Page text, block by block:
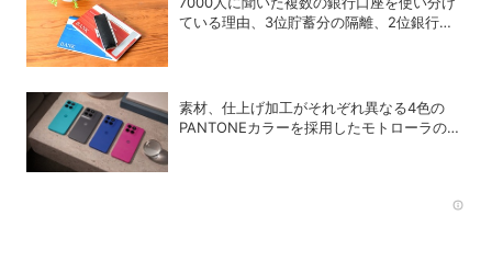
ている理由、3位貯蓄分の隔離、2位銀行メ
素材、仕上げ加工がそれぞれ異なる4色の
PANTONEカラーを採用したモトローラのエ